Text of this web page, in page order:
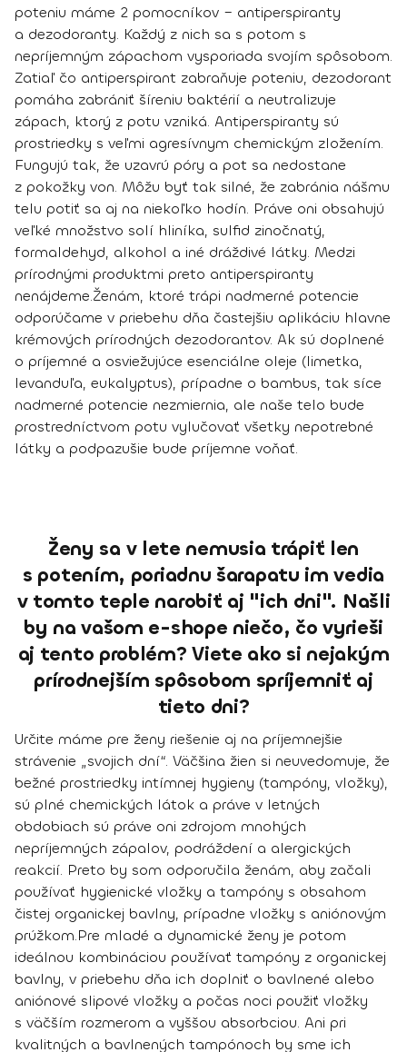
poteniu máme 2 pomocníkov – antiperspiranty
a dezodoranty. Každý z nich sa s potom s
nepríjemným zápachom vysporiada svojím spôsobom.
Zatiaľ čo antiperspirant zabraňuje poteniu, dezodorant
pomáha zabrániť šíreniu baktérií a neutralizuje
zápach, ktorý z potu vzniká. Antiperspiranty sú
prostriedky s veľmi agresívnym chemickým zložením.
Fungujú tak, že uzavrú póry a pot sa nedostane
z pokožky von. Môžu byť tak silné, že zabránia nášmu
telu potiť sa aj na niekoľko hodín. Práve oni obsahujú
veľké množstvo solí hliníka, sulfid zinočnatý,
formaldehyd, alkohol a iné dráždivé látky. Medzi
prírodnými produktmi preto antiperspiranty
nenájdeme.Ženám, ktoré trápi nadmerné potencie
odporúčame v priebehu dňa častejšiu aplikáciu hlavne
krémových prírodných dezodorantov. Ak sú doplnené
o príjemné a osviežujúce esenciálne oleje (limetka,
levanduľa, eukalyptus), prípadne o bambus, tak síce
nadmerné potencie nezmiernia, ale naše telo bude
prostredníctvom potu vylučovať všetky nepotrebné
látky a podpazušie bude príjemne voňať.
Ženy sa v lete nemusia trápiť len
s potením, poriadnu šarapatu im vedia
v tomto teple narobiť aj "ich dni". Našli
by na vašom e-shope niečo, čo vyrieši
aj tento problém? Viete ako si nejakým
prírodnejším spôsobom spríjemniť aj
tieto dni?
Určite máme pre ženy riešenie aj na príjemnejšie
strávenie „svojich dní“. Väčšina žien si neuvedomuje, že
bežné prostriedky intímnej hygieny (tampóny, vložky),
sú plné chemických látok a práve v letných
obdobiach sú práve oni zdrojom mnohých
nepríjemných zápalov, podráždení a alergických
reakcií. Preto by som odporučila ženám, aby začali
používať hygienické vložky a tampóny s obsahom
čistej organickej bavlny, prípadne vložky s aniónovým
prúžkom.Pre mladé a dynamické ženy je potom
ideálnou kombináciou používať tampóny z organickej
bavlny, v priebehu dňa ich doplniť o bavlnené alebo
aniónové slipové vložky a počas noci použiť vložky
s väčším rozmerom a vyššou absorbciou. Ani pri
kvalitných a bavlnených tampónoch by sme ich